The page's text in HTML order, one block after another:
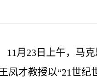
11月23日上午， 马
凤才教授以“21世纪